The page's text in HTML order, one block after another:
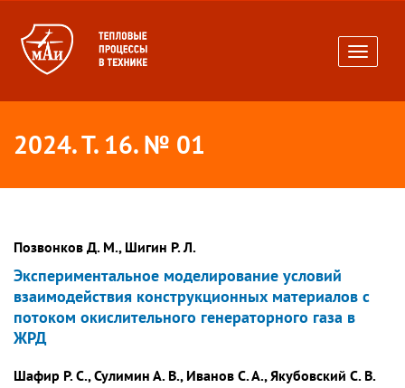
Toggle
2024. Т. 16. № 01
Позвонков Д. М., Шигин Р. Л.
Экспериментальное моделирование условий
взаимодействия конструкционных материалов с
потоком окислительного генераторного газа в
ЖРД
Шафир Р. С., Сулимин А. В., Иванов С. А., Якубовский С. В.